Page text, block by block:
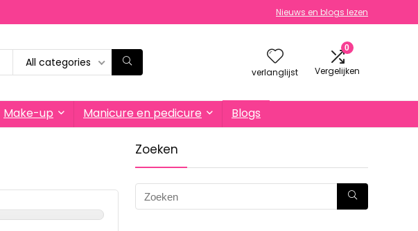
Nieuws en blogs lezen
All categories
verlanglijst
0
Vergelijken
Make-up Manicure en pedicure Blogs
Zoeken